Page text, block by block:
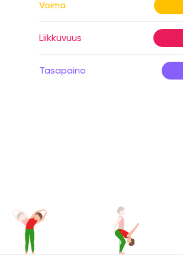
Voima
Liikkuvuus
Tasapaino